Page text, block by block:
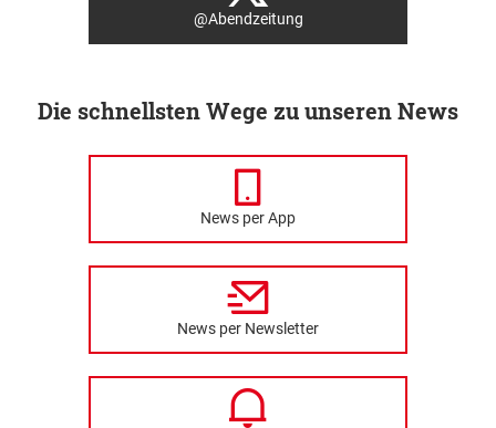
@Abendzeitung
Die schnellsten Wege zu unseren News
News per App
News per Newsletter